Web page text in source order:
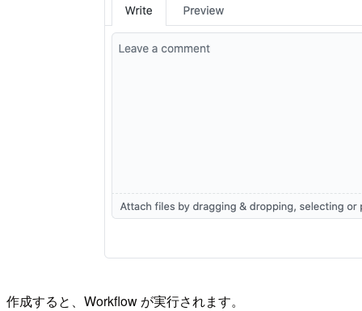
作成すると、Workflow が実行されます。